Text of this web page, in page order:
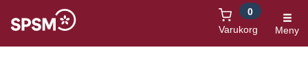
Varukorg
0
Meny